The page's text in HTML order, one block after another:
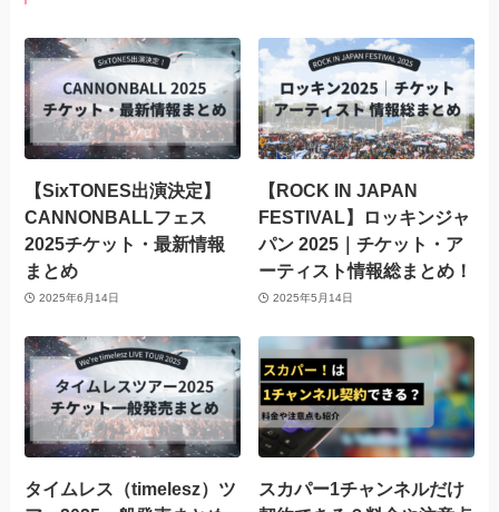
【SixTONES出演決定】
CANNONBALLフェス
2025チケット・最新情報
まとめ
2025年6月14日
【ROCK IN JAPAN
FESTIVAL】ロッキンジャ
パン 2025｜チケット・ア
ーティスト情報総まとめ！
2025年5月14日
タイムレス（timelesz）ツ
スカパー1チャンネルだけ